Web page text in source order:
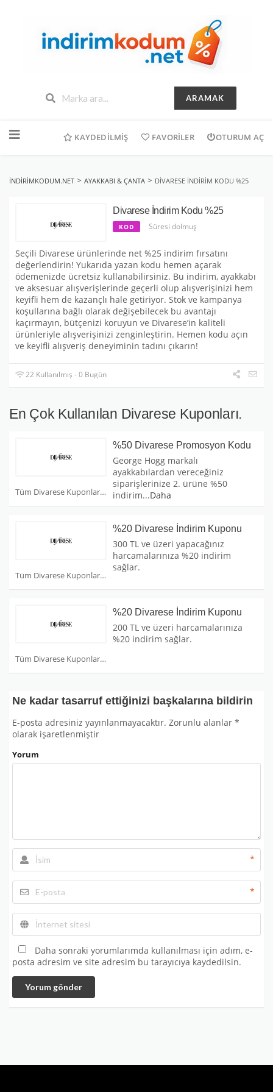
ARAMAK
geç
KAYDEDILMIŞ FAVORILER OTURUM AÇ
INDIRIMKODUM.NET > AYAKKABI & ÇANTA > DIVARESE İNDIRIM KODU %25
Divarese İndirim Kodu %25
KOD Süresi dolmuş
Seçili Divarese ürünlerinde net %25 indirim fırsatını
değerlendirin! Yukarıda yazan kodu hemen açarak
ödemenizde ücretsiz kullanabilirsiniz. Bu indirim, ayakkabı
ve aksesuar alışverişlerinde geçerli olup alışverişinizi hem
keyifli hem de kazançlı hale getiriyor. Stok ve kampanya
koşullarına bağlı olarak değişebilecek bu avantajı
kaçırmayın, bütçenizi koruyun ve Divarese’in kaliteli
ürünleriyle alışverişinizi zenginleştirin. Hemen kodu açın
ve keyifli alışveriş deneyiminin tadını çıkarın!
22 Kullanılmış - 0 Bugün
En Çok Kullanılan Divarese Kuponları.
Tüm Divarese Kuponları
%50 Divarese Promosyon Kodu
George Hogg markalı
ayakkabılardan vereceğiniz
siparişlerinize 2. ürüne %50
indirim...Daha
Tüm Divarese Kuponları
%20 Divarese İndirim Kuponu
300 TL ve üzeri yapacağınız
harcamalarınıza %20 indirim
sağlar.
Tüm Divarese Kuponları
%20 Divarese İndirim Kuponu
200 TL ve üzeri harcamalarınıza
%20 indirim sağlar.
Ne kadar tasarruf ettiğinizi başkalarına bildirin
E-posta adresiniz yayınlanmayacaktır. Zorunlu alanlar *
olarak işaretlenmiştir
Yorum
*
*
Daha sonraki yorumlarımda kullanılması için adım, e-
posta adresim ve site adresim bu tarayıcıya kaydedilsin.
Yorum gönder